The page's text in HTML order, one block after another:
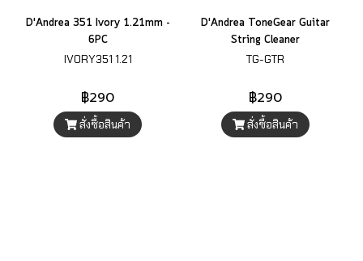
D'Andrea 351 Ivory 1.21mm -
6PC
IVORY351 1.21
฿290
สั่งซื้อสินค้า
D'Andrea ToneGear Guitar
String Cleaner
TG-GTR
฿290
สั่งซื้อสินค้า